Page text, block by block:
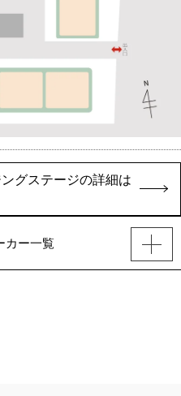
グステージの詳細は
カー一覧